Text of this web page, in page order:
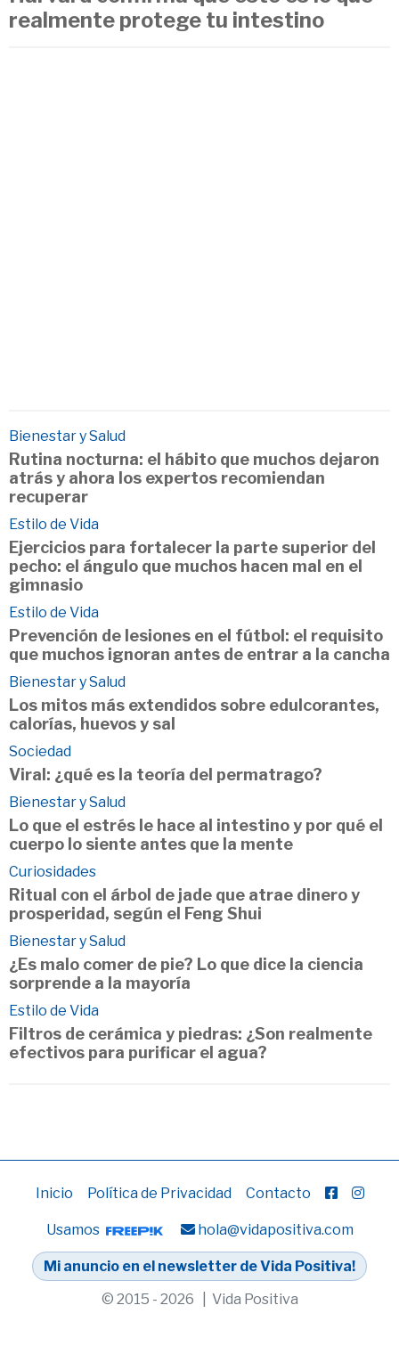
realmente protege tu intestino
Bienestar y Salud
Rutina nocturna: el hábito que muchos dejaron
atrás y ahora los expertos recomiendan
recuperar
Estilo de Vida
Ejercicios para fortalecer la parte superior del
pecho: el ángulo que muchos hacen mal en el
gimnasio
Estilo de Vida
Prevención de lesiones en el fútbol: el requisito
que muchos ignoran antes de entrar a la cancha
Bienestar y Salud
Los mitos más extendidos sobre edulcorantes,
calorías, huevos y sal
Sociedad
Viral: ¿qué es la teoría del permatrago?
Bienestar y Salud
Lo que el estrés le hace al intestino y por qué el
cuerpo lo siente antes que la mente
Curiosidades
Ritual con el árbol de jade que atrae dinero y
prosperidad, según el Feng Shui
Bienestar y Salud
¿Es malo comer de pie? Lo que dice la ciencia
sorprende a la mayoría
Estilo de Vida
Filtros de cerámica y piedras: ¿Son realmente
efectivos para purificar el agua?
Inicio Política de Privacidad Contacto
Usamos hola@vidapositiva.com
Mi anuncio en el newsletter de Vida Positiva!
© 2015 - 2026 | Vida Positiva